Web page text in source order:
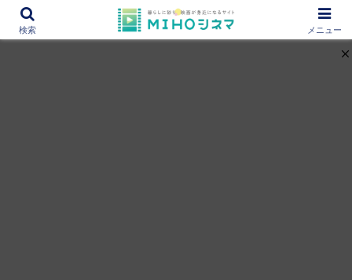
12000作品を紹介！あなたの映画図書館『MIHOシネマ』
検索 メニュー